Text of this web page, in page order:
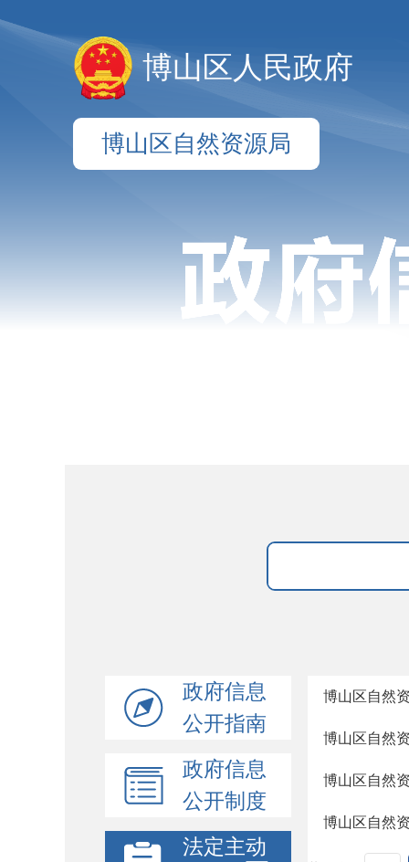
博山区人民政府
博山区自然资源局
政府信息
公开指南
政府信息
公开制度
法定主动
博山区自然
博山区自然
博山区自然
博山区自然